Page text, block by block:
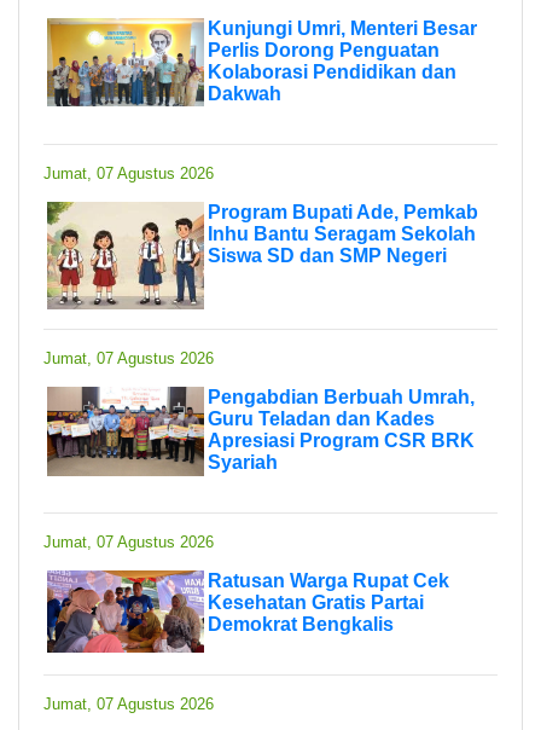
Kunjungi Umri, Menteri Besar
Perlis Dorong Penguatan
Kolaborasi Pendidikan dan
Dakwah
Jumat, 07 Agustus 2026
Program Bupati Ade, Pemkab
Inhu Bantu Seragam Sekolah
Siswa SD dan SMP Negeri
Jumat, 07 Agustus 2026
Pengabdian Berbuah Umrah,
Guru Teladan dan Kades
Apresiasi Program CSR BRK
Syariah
Jumat, 07 Agustus 2026
Ratusan Warga Rupat Cek
Kesehatan Gratis Partai
Demokrat Bengkalis
Jumat, 07 Agustus 2026